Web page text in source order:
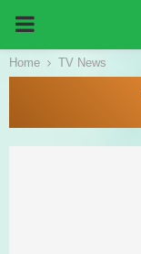
PRIMARY
MENU
Home TV News